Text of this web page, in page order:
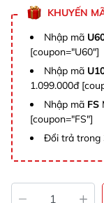
KHUYẾN
Nhập mã
[coupon="U60"]
Nhập mã
1.099.000đ
Nhập mã FS
[coupon="FS"]
Đổi trả trong